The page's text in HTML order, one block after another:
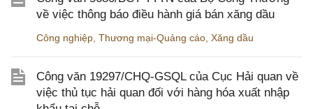
về việc thông báo điều hành giá bán xăng dầu
Công nghiệp Thương mại-Quảng cáo Xăng dầu
Công văn 19297/CHQ-GSQL của Cục Hải quan về
việc thủ tục hải quan đối với hàng hóa xuất nhập